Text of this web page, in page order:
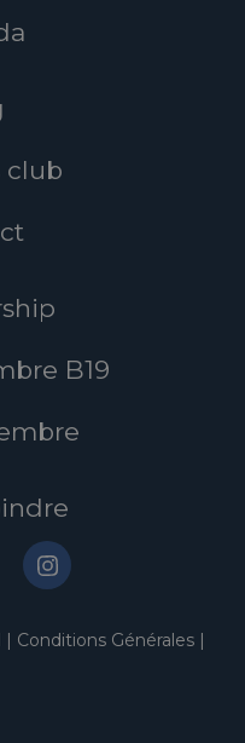
club
B19
Conditions Générales